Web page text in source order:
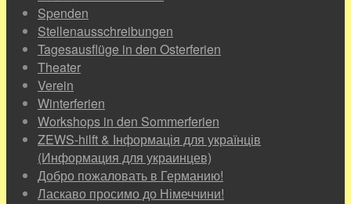
Spenden
Stellenausschreibungen
Tagesausflüge in den Osterferien
Theater
Verein
Winterferien
Workshops in den Sommerferien
ZEWS-hilft & Інформація для українців
(Информация для украинцев)
Добро пожаловать в Германию!
Ласкаво просимо до Німеччини!